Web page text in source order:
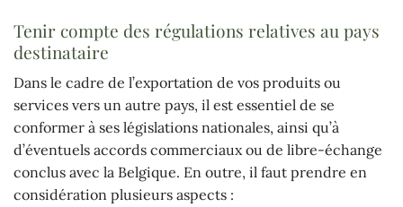
Tenir compte des régulations relatives au pays
destinataire
Dans le cadre de l’exportation de vos produits ou
services vers un autre pays, il est essentiel de se
conformer à ses législations nationales, ainsi qu’à
d’éventuels accords commerciaux ou de libre-échange
conclus avec la Belgique. En outre, il faut prendre en
considération plusieurs aspects :